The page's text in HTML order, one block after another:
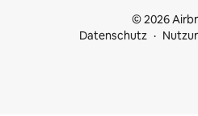
© 2026
Datenschutz